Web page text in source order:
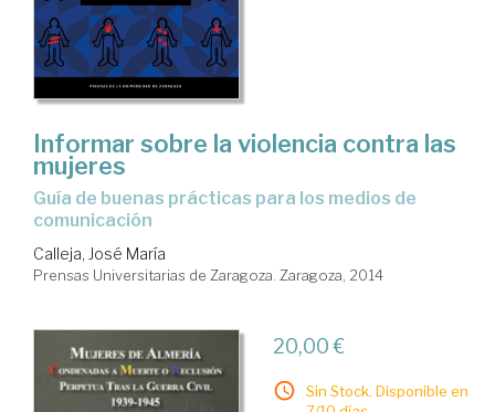
Informar sobre la violencia contra las
mujeres
Guía de buenas prácticas para los medios de
comunicación
Calleja, José María
Prensas Universitarias de Zaragoza. Zaragoza, 2014
20,00 €
Sin Stock. Disponible en